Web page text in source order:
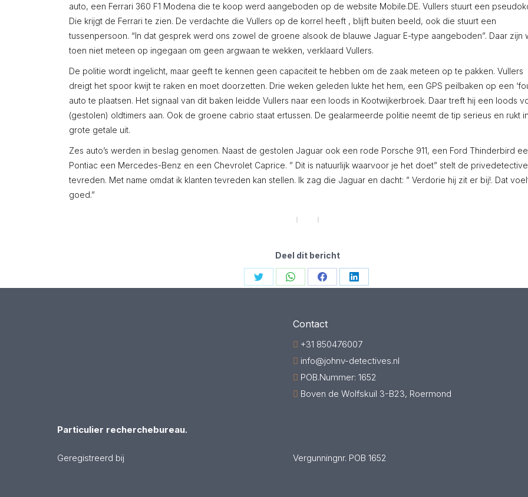
auto, een Ferrari 360 F1 Modena die te koop werd aangeboden op de website Mobile.DE. Vullers stuurt een
Die krijgt de Ferrari te zien. De verdachte die Vullers op de korrel heeft , blijft buiten beeld, ook die stuurt een
tussenpersoon. “In dat gesprek werd ons zowel de groene alsook de blauwe Jaguar E-type aangeboden”. Daar zijn
toen niet meteen op ingegaan om geen argwaan te wekken, verklaard Vullers.
De politie wordt ingelicht, maar geeft te kennen geen capaciteit te hebben om de zaak meteen op te pakken. Vullers
dreigt het spoor kwijt te raken en moet doorzetten. Drie weken geleden lukte het hem, een GPS peilbaken op een
auto te plaatsen. Het signaal van dit baken leidde Vullers naar een loods in Kootwijkerbroek. Daar treft hij een loods
(gestolen) oldtimers aan. Ook de groene cabrio staat ertussen. De gealarmeerde politie neemt de tip serieus en rukt
grote getale uit.
Zes auto’s werden in beslag genomen. Naast de gestolen Jaguar ook een rode Porsche 911, een Ford Thinderbird
Pontiac een Mercedes-Benz en een Chevrolet Caprice. ” Dit is natuurlijk waarvoor je het doet” stelt de privedetective
tevreden. Met name omdat ik klanten tevreden kan stellen. Ik zag die Jaguar en dacht: ” Verdorie hij zit er bij!. Dat
goed.”
Deel dit bericht
Share Share
WhatsApp
Share
Facebook
Share
Particulier recherchebureau.
Contact
+31 850476007
info@johnv-detectives.nl
POB.Nummer: 1652
Boven de Wolfskuil 3-B23, Roermond
Geregistreerd bij Vergunningnr. POB 1652